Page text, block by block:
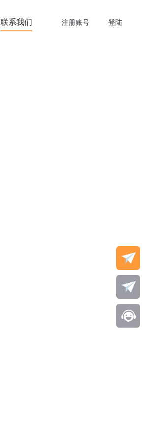
联系我们 注册账号 登陆